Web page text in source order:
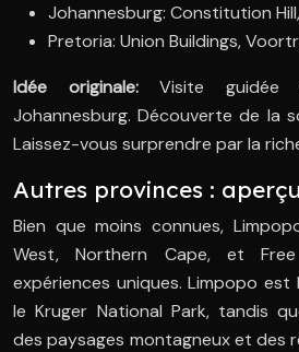
Johannesburg: Constitution
Pretoria: Union Buildings,
Idée originale: Visite guidée
Johannesburg. Découverte de la
Laissez-vous surprendre par la
Autres provinces : aperçu
Bien que moins connues,
West, Northern Cape, et
expériences uniques. Limpopo
le Kruger National Park, tandis
des paysages montagneux et des